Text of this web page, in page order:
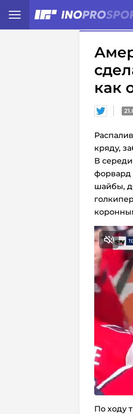
как
кряду,
В
форвард
шайбы,
По ходу